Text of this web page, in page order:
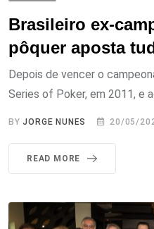
Brasileiro ex-
pôquer aposta
Depois de vencer o
Series of Poker, em 2011, e
BYJORGE NUNES 20/05/
READ MORE